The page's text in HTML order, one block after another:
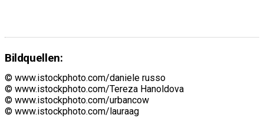
Bildquellen:
© www.istockphoto.com/daniele russo
© www.istockphoto.com/Tereza Hanoldova
© www.istockphoto.com/urbancow
© www.istockphoto.com/lauraag